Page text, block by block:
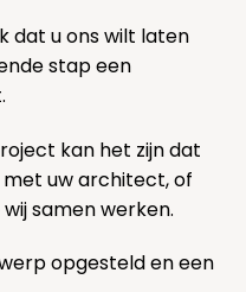
dat u ons wilt laten
stap een
kan het zijn dat
uw architect, of
samen werken.
opgesteld en een